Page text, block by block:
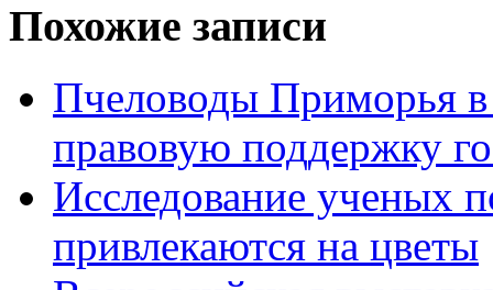
Похожие записи
Пчеловоды Приморья в
правовую поддержку
Исследование ученых
привлекаются на цветы